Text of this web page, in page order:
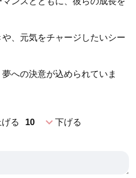
、元気をチャージしたいシー
への決意が込められていま
る 10 expand_more下げる